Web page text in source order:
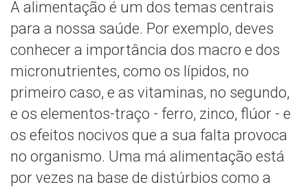
A alimentação é um dos temas centrais
para a nossa saúde. Por exemplo, deves
conhecer a importância dos macro e dos
micronutrientes, como os lípidos, no
primeiro caso, e as vitaminas, no segundo,
e os elementos-traço - ferro, zinco, flúor - e
os efeitos nocivos que a sua falta provoca
no organismo. Uma má alimentação está
por vezes na base de distúrbios como a